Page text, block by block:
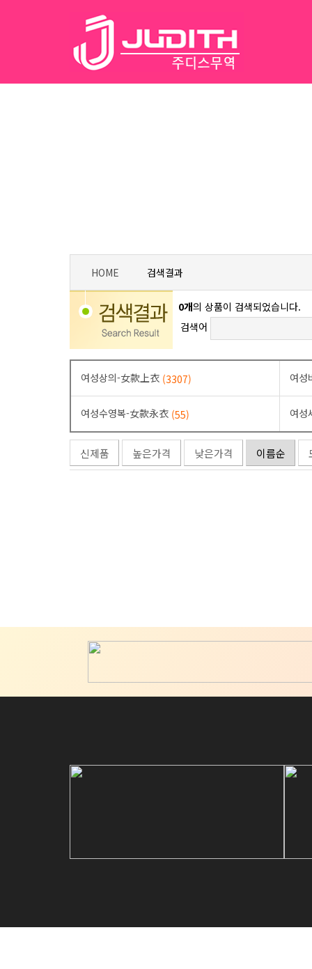
HOME 검색결과
0개의 상품이 검색되었습니다.
검색어
여성상의-女款上衣 (3307) 여
여성수영복-女款永衣 (55) 여
신제품 높은가격 낮은가격 이름순